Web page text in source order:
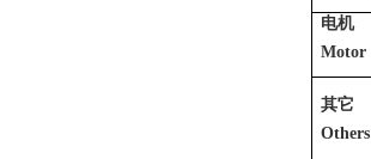
电机
Motor
其它
Others